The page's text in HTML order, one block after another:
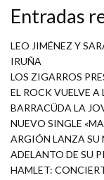
Entradas
LEO JIMÉNEZ Y
IRUÑA
LOS ZIGARROS
EL ROCK VUELVE A
BARRACÜDA LA
NUEVO SINGLE
ARGIÓN LANZA SU
ADELANTO DE SU
HAMLET: